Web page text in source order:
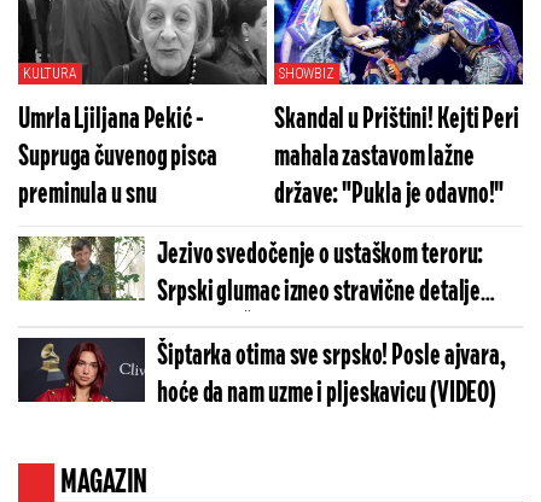
lažnom zastavom
KULTURA
Umrla Ljiljana Pekić -
Supruga čuvenog pisca
preminula u snu
SHOWBIZ
Skandal u Prištini! Kejti Peri
mahala zastavom lažne
države: "Pukla je odavno!"
Jezivo svedočenje o ustaškom teroru:
Srpski glumac izneo stravične detalje
golgote – Četiri godine pakla i kolona
smrti!
Šiptarka otima sve srpsko! Posle ajvara,
hoće da nam uzme i pljeskavicu (VIDEO)
MAGAZIN